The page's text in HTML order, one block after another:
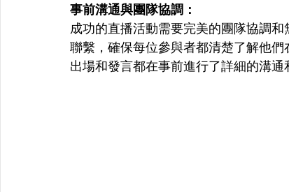
事前溝通與團隊協調：
成功的直播活動需要完美的團隊協調
聯繫，確保每位參與者都清楚了解他
出場和發言都在事前進行了詳細的溝通